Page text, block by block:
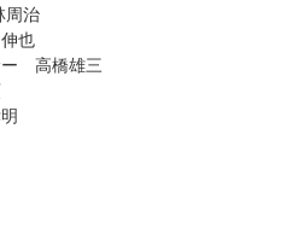
周治
也
ー 高橋雄三